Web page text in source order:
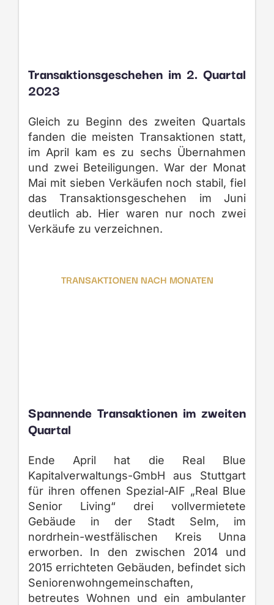
Transaktionsgeschehen im 2. Quartal
2023
Gleich zu Beginn des zweiten Quartals
fanden die meisten Transaktionen statt,
im April kam es zu sechs Übernahmen
und zwei Beteiligungen. War der Monat
Mai mit sieben Verkäufen noch stabil, fiel
das Transaktionsgeschehen im Juni
deutlich ab. Hier waren nur noch zwei
Verkäufe zu verzeichnen.
TRANSAKTIONEN NACH MONATEN
Spannende Transaktionen im zweiten
Quartal
Ende April hat die Real Blue
Kapitalverwaltungs-GmbH aus Stuttgart
für ihren offenen Spezial-AIF „Real Blue
Senior Living“ drei vollvermietete
Gebäude in der Stadt Selm, im
nordrhein-westfälischen Kreis Unna
erworben. In den zwischen 2014 und
2015 errichteten Gebäuden, befindet sich
Seniorenwohngemeinschaften,
betreutes Wohnen und ein ambulanter